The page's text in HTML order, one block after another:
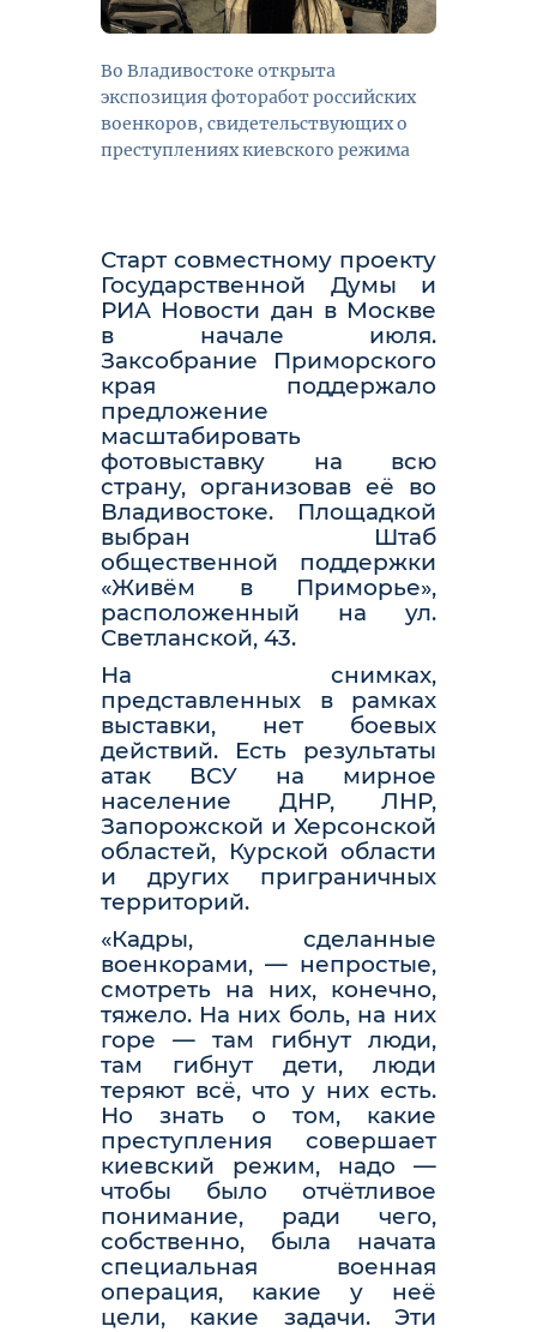
Во Владивостоке открыта
экспозиция фоторабот российских
военкоров, свидетельствующих о
преступлениях киевского режима
Старт совместному проекту
Государственной Думы и
РИА Новости дан в Москве
в начале июля.
Заксобрание Приморского
края поддержало
предложение
масштабировать
фотовыставку на всю
страну, организовав её во
Владивостоке. Площадкой
выбран Штаб
общественной поддержки
«Живём в Приморье»,
расположенный на ул.
Светланской, 43.
На снимках,
представленных в рамках
выставки, нет боевых
действий. Есть результаты
атак ВСУ на мирное
население ДНР, ЛНР,
Запорожской и Херсонской
областей, Курской области
и других приграничных
территорий.
«Кадры, сделанные
военкорами, — непростые,
смотреть на них, конечно,
тяжело. На них боль, на них
горе — там гибнут люди,
там гибнут дети, люди
теряют всё, что у них есть.
Но знать о том, какие
преступления совершает
киевский режим, надо —
чтобы было отчётливое
понимание, ради чего,
собственно, была начата
специальная военная
операция, какие у неё
цели, какие задачи. Эти